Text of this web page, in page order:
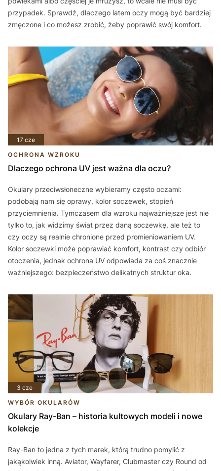
przypadek. Sprawdź, dlaczego latem oczy mogą być bardziej
zmęczone i co możesz zrobić, żeby poprawić swój komfort.
17 cze
OCHRONA WZROKU
Dlaczego ochrona UV jest ważna dla oczu?
Okulary przeciwsłoneczne wybieramy często oczami:
podobają nam się oprawy, kolor soczewek, stopień
przyciemnienia. Tymczasem dla wzroku najważniejsze jest nie
tylko to, jak widzimy świat przez daną soczewkę, ale też to
czy oczy są realnie chronione przed promieniowaniem UV.
Kolor soczewki może poprawiać komfort, kontrast czy odbiór
otoczenia, jednak ochrona UV odpowiada za coś znacznie
ważniejszego: bezpieczeństwo delikatnych struktur oka.
3 cze
WYBÓR OKULARÓW
Okulary Ray-Ban – historia kultowych modeli i nowe
kolekcje
Ray-Ban to jedna z tych marek, którą trudno pomylić z
jakąkolwiek inną. Aviator, Wayfarer, Clubmaster czy Round od